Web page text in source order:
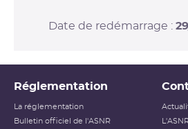
Date de redémarrage :
Réglementation
La réglementation
Bulletin officiel de l'ASNR